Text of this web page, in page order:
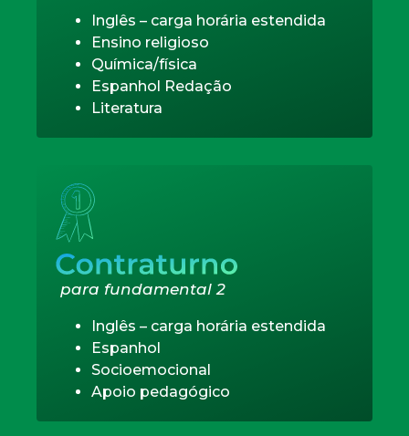
Inglês – carga horária estendida
Ensino religioso
Química/física
Espanhol Redação
Literatura
para fundamental 2
Inglês – carga horária estendida
Espanhol
Socioemocional
Apoio pedagógico